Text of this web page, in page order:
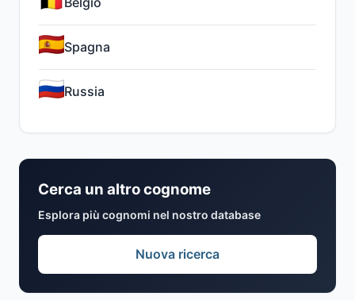
Spagna
Russia
Cerca un altro cognome
Esplora più cognomi nel nostro database
Nuova ricerca